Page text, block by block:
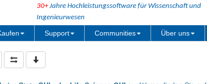
30+Jahre Hochleistungssoftware für Wissenschaft und
Ingenieurwesen
Support Communities Über uns